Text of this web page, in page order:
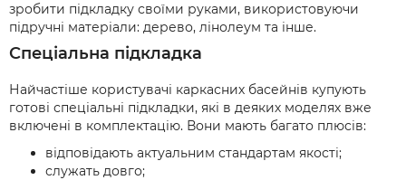
зробити підкладку своїми руками, використовуючи
підручні матеріали: дерево, лінолеум та інше.
Спеціальна підкладка
Найчастіше користувачі каркасних басейнів купують
готові спеціальні підкладки, які в деяких моделях вже
включені в комплектацію. Вони мають багато плюсів:
відповідають актуальним стандартам якості;
служать довго;